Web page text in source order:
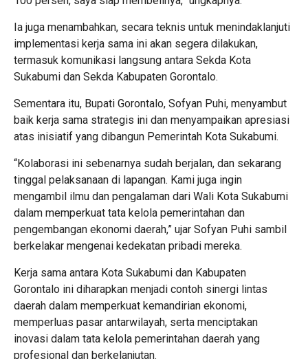
Ia juga menambahkan, secara teknis untuk menindaklanjuti
implementasi kerja sama ini akan segera dilakukan,
termasuk komunikasi langsung antara Sekda Kota
Sukabumi dan Sekda Kabupaten Gorontalo.
Sementara itu, Bupati Gorontalo, Sofyan Puhi, menyambut
baik kerja sama strategis ini dan menyampaikan apresiasi
atas inisiatif yang dibangun Pemerintah Kota Sukabumi.
“Kolaborasi ini sebenarnya sudah berjalan, dan sekarang
tinggal pelaksanaan di lapangan. Kami juga ingin
mengambil ilmu dan pengalaman dari Wali Kota Sukabumi
dalam memperkuat tata kelola pemerintahan dan
pengembangan ekonomi daerah,” ujar Sofyan Puhi sambil
berkelakar mengenai kedekatan pribadi mereka.
Kerja sama antara Kota Sukabumi dan Kabupaten
Gorontalo ini diharapkan menjadi contoh sinergi lintas
daerah dalam memperkuat kemandirian ekonomi,
memperluas pasar antarwilayah, serta menciptakan
inovasi dalam tata kelola pemerintahan daerah yang
profesional dan berkelanjutan.